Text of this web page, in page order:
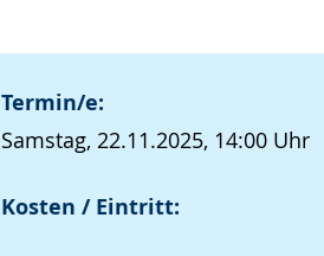
Termin/e:
Samstag, 22.11.2025, 14:00 Uhr
Kosten / Eintritt: